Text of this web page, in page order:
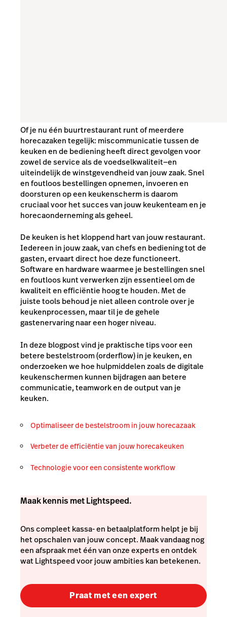
Of je nu één buurtrestaurant runt of meerdere
horecazaken tegelijk: miscommunicatie tussen de
keuken en de bediening heeft direct gevolgen voor
zowel de service als de voedselkwaliteit—en
uiteindelijk de winstgevendheid van jouw zaak. Snel
en foutloos bestellingen opnemen, invoeren en
doorsturen op een keukenscherm is daarom
cruciaal voor het succes van jouw keukenteam en je
horecaonderneming als geheel.
​​De keuken is het kloppend hart van jouw restaurant.
Iedereen in jouw zaak, van chefs en bediening tot de
gasten, ervaart direct hoe deze functioneert.
Software en hardware waarmee je bestellingen snel
en foutloos kunt verwerken zijn essentieel om de
kwaliteit en efficiëntie hoog te houden. Met de
juiste tools behoud je niet alleen controle over je
keukenprocessen, maar til je de gehele
gastenervaring naar een hoger niveau.
In deze blogpost vind je praktische tips voor een
betere bestelstroom (orderflow) in je keuken, en
onderzoeken we hoe hulpmiddelen zoals de digitale
keukenschermen kunnen bijdragen aan betere
communicatie, teamwork en de output van je
keuken.
Optimaliseer de bestelstroom in jouw horecazaak
Verbeter de efficiëntie van jouw horecakeuken
Technologie voor een consistente workflow
Maak kennis met Lightspeed.
Ons compleet kassa- en betaalplatform helpt je bij
het opschalen van jouw concept. Maak vandaag nog
een afspraak met één van onze experts en ontdek
wat Lightspeed voor jouw ambities kan betekenen.
Praat met een expert